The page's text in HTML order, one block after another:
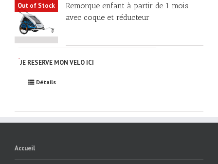
Out of Stock
Remorque enfant à partir de 1 mois
avec coque et réducteur
JE RESERVE MON VELO ICI
Détails
Accueil